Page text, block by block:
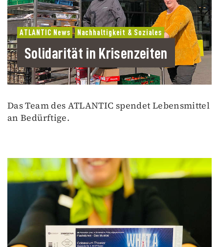
ATLANTIC News Nachhaltigkeit & Soziales
Solidarität in Krisenzeiten
Das Team des ATLANTIC spendet Lebensmittel
an Bedürftige.